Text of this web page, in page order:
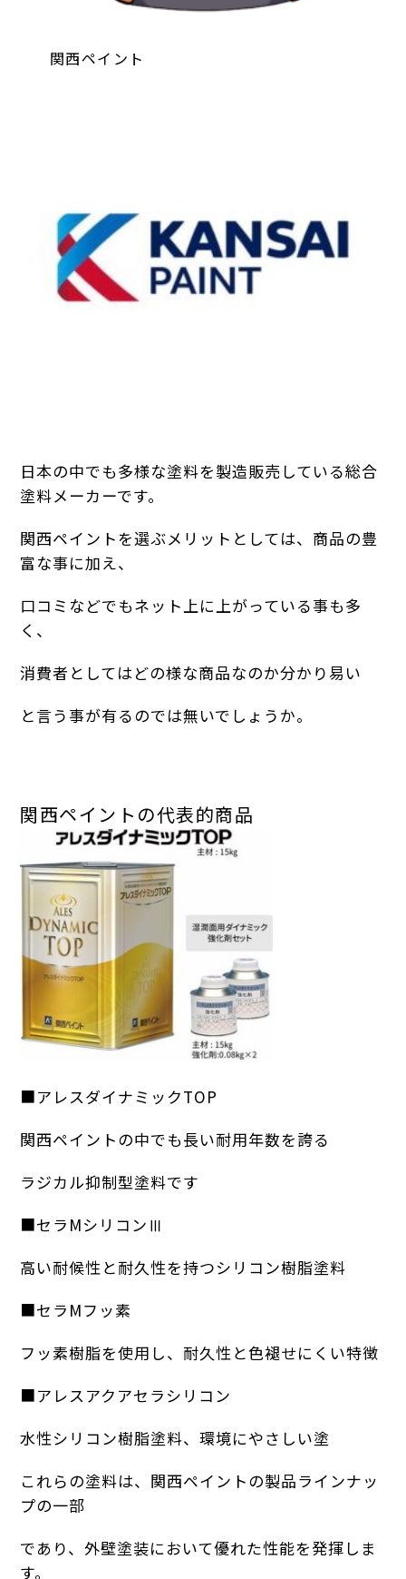
関西ペイント
日本の中でも多様な塗料を製造販売している総合
塗料メーカーです。
関西ペイントを選ぶメリットとしては、商品の豊
富な事に加え、
口コミなどでもネット上に上がっている事も多
く、
消費者としてはどの様な商品なのか分かり易い
と言う事が有るのでは無いでしょうか。
関西ペイントの代表的商品
■アレスダイナミックTOP
関西ペイントの中でも長い耐用年数を誇る
ラジカル抑制型塗料です
■セラMシリコンⅢ
高い耐候性と耐久性を持つシリコン樹脂塗料
■セラMフッ素
フッ素樹脂を使用し、耐久性と色褪せにくい特徴
■アレスアクアセラシリコン
水性シリコン樹脂塗料、環境にやさしい塗
これらの塗料は、関西ペイントの製品ラインナッ
プの一部
であり、外壁塗装において優れた性能を発揮しま
す。